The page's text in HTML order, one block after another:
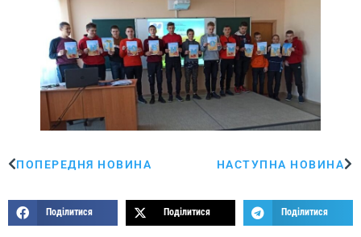
ПОПЕРЕДНЯ НОВИНА НАСТУПНА НОВИНА
Поділитися Поділитися Поділитися